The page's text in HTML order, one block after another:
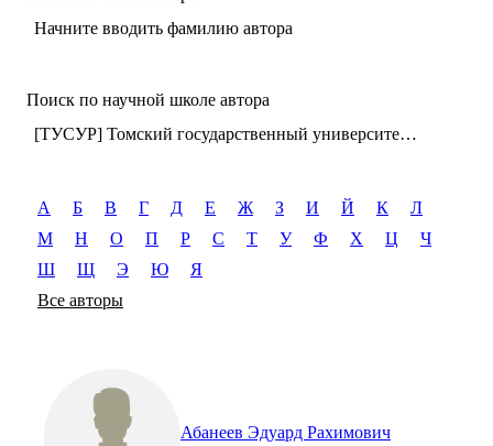
Начните вводить фамилию автора
Поиск по научной школе автора
[ТУСУР] Томский государственный университет систем управления и радиоэлектроники (г. Томск)
А Б В Г Д Е Ж З И Й К
Л
М
Н О П Р С Т У Ф Х Ц
Ч
Ш
Щ Э Ю
Я
Все авторы
Абанеев Эдуард Рахимович